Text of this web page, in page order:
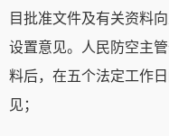
目批准文件及有关资料
设置意见。人民防空主
料后，在五个法定工作
见；